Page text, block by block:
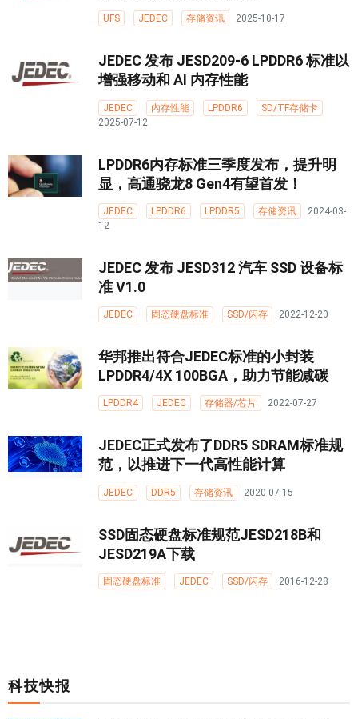
UFS JEDEC 存储资讯 2025-10-17
JEDEC 发布 JESD209-6 LPDDR6 标准以
增强移动和 AI 内存性能
JEDEC 内存性能 LPDDR6
SD/TF存储卡
2025-07-12
LPDDR6内存标准三季度发布，提升明
显，高通骁龙8 Gen4有望首发！
JEDEC LPDDR6 LPDDR5 存储资讯
2024-03-
12
JEDEC 发布 JESD312 汽车 SSD 设备标
准 V1.0
JEDEC 固态硬盘标准 SSD/闪存 2022-12-20
华邦推出符合JEDEC标准的小封装
LPDDR4/4X 100BGA，助力节能减碳
LPDDR4 JEDEC 存储器/芯片 2022-07-27
JEDEC正式发布了DDR5 SDRAM标准规
范，以推进下一代高性能计算
JEDEC DDR5 存储资讯 2020-07-15
SSD固态硬盘标准规范JESD218B和
JESD219A下载
固态硬盘标准 JEDEC SSD/闪存 2016-12-28
科技快报